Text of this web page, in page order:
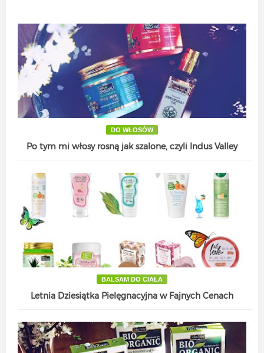
DO WŁOSÓW
Po tym mi włosy rosną jak szalone, czyli Indus Valley
BALSAM DO CIAŁA
Letnia Dziesiątka Pielęgnacyjna w Fajnych Cenach